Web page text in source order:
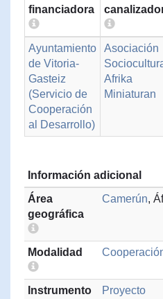
financiadora
Ayuntamiento
de Vitoria-
Gasteiz
(Servicio de
Cooperación
al Desarrollo)
Asociación
Afrika
Miniaturan
Información adicional
Área
geográfica
Camerún,
Modalidad
Instrumento
Proyecto